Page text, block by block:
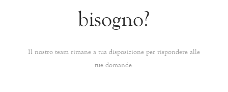
bisogno?
Il nostro team rimane a tua disposizione per rispondere alle
tue domande.